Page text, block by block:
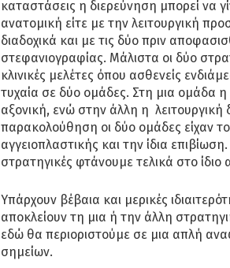
καταστάσεις η διερεύνηση μπορεί να
ανατομική είτε με την λειτουργική
διαδοχικά και με τις δύο πριν
στεφανιογραφίας. Μάλιστα οι δύο
κλινικές μελέτες όπου ασθενείς
τυχαία σε δύο ομάδες. Στη μια ομάδα
αξονική, ενώ στην άλλη η λειτουργική
παρακολούθηση οι δύο ομάδες είχαν
αγγειοπλαστικής και την ίδια
στρατηγικές φτάνουμε τελικά στο ίδιο
Υπάρχουν βέβαια και μερικές
αποκλείουν τη μια ή την άλλη
εδώ θα περιοριστούμε σε μια απλή
σημείων.